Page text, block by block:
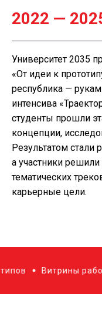
2022 —
Университет 2035
«От идеи к
республика —
интенсива
студенты прошли
концепции,
Результатом стали
а участники
тематических
карьерные цели.
Витрины рабочих